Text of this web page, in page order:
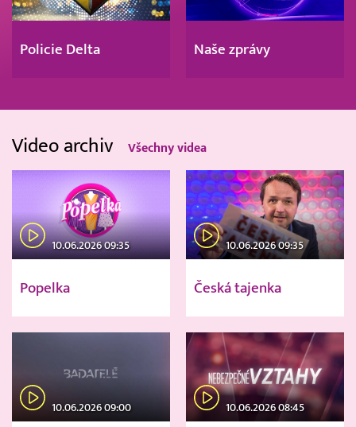
Policie Delta Naše zprávy
Video archiv Všechny videa
10.06.2026 09:35
Popelka
10.06.2026 09:35
Česká tajenka
10.06.2026 09:00 10.06.2026 08:45